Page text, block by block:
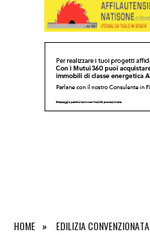
HOME EDILIZIA CONVENZIONATA